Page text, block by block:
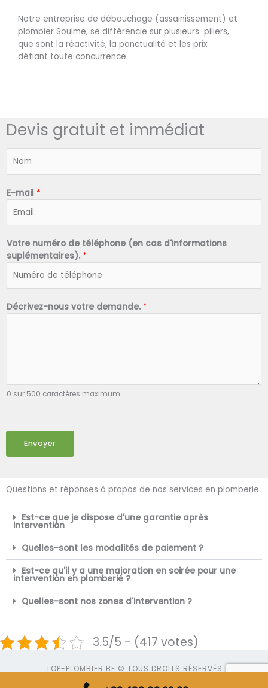
Notre entreprise de débouchage (assainissement) et
plombier Soulme, se différencie sur plusieurs piliers,
que sont la réactivité, la ponctualité et les prix
défiant toute concurrence.
Devis gratuit et immédiat
*
E-mail *
Votre numéro de téléphone (en cas d'informations
suplémentaires). *
Décrivez-nous votre demande. *
0 sur 500 caractères maximum.
Envoyer
Questions et réponses à propos de nos services en plomberie
Est-ce que je dispose d'une garantie après
intervention
Quelles-sont les modalités de paiement ?
Est-ce qu'il y a une majoration en soirée pour une
intervention en plomberie ?
Quelles-sont nos zones d'intervention ?
3.5/5 - (417 votes)
TOP-PLOMBIER.BE © TOUS DROITS RÉSERVÉS